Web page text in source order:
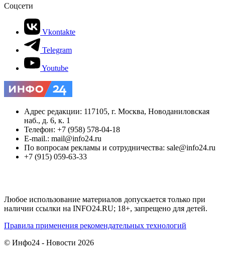
Соцсети
Vkontakte
Telegram
Youtube
Адрес редакции: 117105, г. Москва, Новоданиловская
наб., д. 6, к. 1
Телефон: +7 (958) 578-04-18
E-mail.: mail@info24.ru
По вопросам рекламы и сотрудничества: sale@info24.ru
+7 (915) 059-63-33
Любое использование материалов допускается только при
наличии ссылки на INFO24.RU; 18+, запрещено для детей.
Правила применения рекомендательных технологий
© Инфо24 - Новости 2026